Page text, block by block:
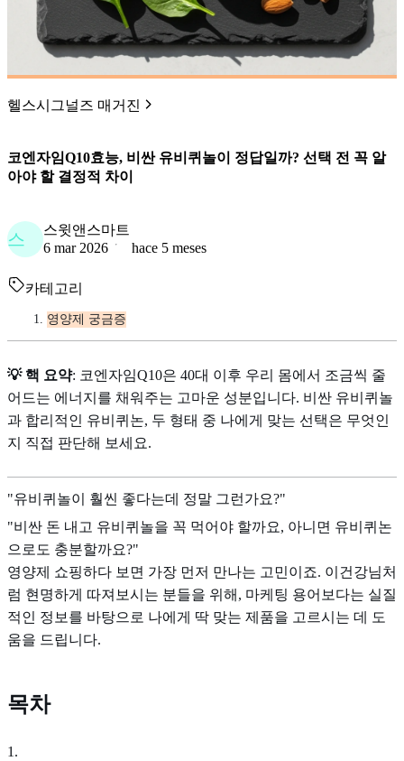
헬스시그널즈 매거진
코엔자임Q10효능, 비싼 유비퀴놀이 정답일까? 선택 전 꼭 알
아야 할 결정적 차이
스
스윗앤스마트
6 mar 2026
hace 5 meses
카테고리
영양제 궁금증
💡 핵 요약: 코엔자임Q10은 40대 이후 우리 몸에서 조금씩 줄
어드는 에너지를 채워주는 고마운 성분입니다. 비싼 유비퀴놀
과 합리적인 유비퀴논, 두 형태 중 나에게 맞는 선택은 무엇인
지 직접 판단해 보세요.
"유비퀴놀이 훨씬 좋다는데 정말 그런가요?"
"비싼 돈 내고 유비퀴놀을 꼭 먹어야 할까요, 아니면 유비퀴논
으로도 충분할까요?"
영양제 쇼핑하다 보면 가장 먼저 만나는 고민이죠. 이건강님처
럼 현명하게 따져보시는 분들을 위해, 마케팅 용어보다는 실질
적인 정보를 바탕으로 나에게 딱 맞는 제품을 고르시는 데 도
움을 드립니다.
목차
1 .